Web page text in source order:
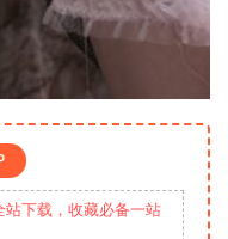
下载，收藏必备一站